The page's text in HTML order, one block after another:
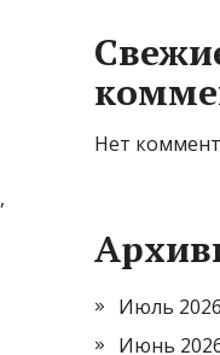
Нет
Июль 2026
Июнь